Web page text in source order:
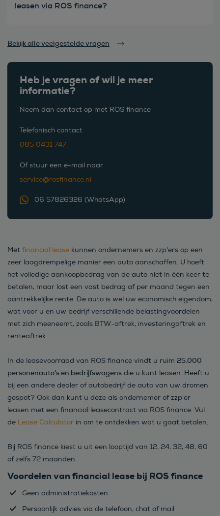
Heb je vragen of wil je meer
informatie?
Neem dan contact op met ROS finance
Telefonisch contact
085 0431 747
Of stuur een e-mail naar
service@rosfinance.nl
06 57826326 (WhatsApp)
leasen via ROS finance?
Bekijk alle veelgestelde vragen
Met financial lease kunnen ondernemers en zzp'ers op een
zeer laagdrempelige manier een auto aanschaffen. U hoeft
het volledige aankoopbedrag van de auto niet in één keer te
betalen, maar lost een vast bedrag af per maand tegen een
aantrekkelijke rente. De auto is wel uw economisch eigendom,
wat voor u en uw bedrijf verschillende belastingvoordelen
met zich meeneemt, zoals BTW-aftrek, investeringaftrek en
renteaftrek.
In de leasevoorraad van ROS finance vindt u ruim 25.000
personenauto's en bedrijfswagens die u kunt leasen. Heeft u
bij een andere dealer of autobedrijf de auto van uw dromen
gespot? Ook dan kunt u deze als ondernemer of zzp'er
leasen met een financial leasecontract via ROS finance. Vul
de Lease Calculator in om te ontdekken wat u gaat betalen.
Bij ROS finance kiest u uit een looptijd van 12, 24, 32, 48, 60
of zelfs 72 maanden.
Voordelen van financial lease bij ROS finance
Geen administratiekosten
Persoonlijk advies via de telefoon, chat of mail